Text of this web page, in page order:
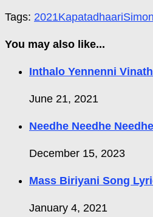
Tags: 2021Kapatadhaari
You may also like...
Inthalo Yennenni
June 21, 2021
Needhe Needhe
December 15, 2023
Mass Biriyani Song
January 4, 2021